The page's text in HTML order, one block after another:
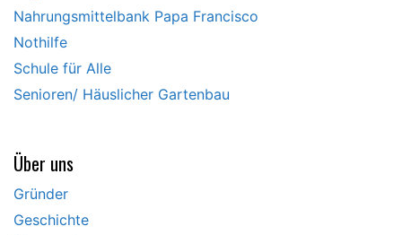
Nahrungsmittelbank Papa Francisco
Nothilfe
Schule für Alle
Senioren/ Häuslicher Gartenbau
Über uns
Gründer
Geschichte